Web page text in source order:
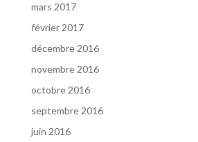
mars 2017
février 2017
décembre 2016
novembre 2016
octobre 2016
septembre 2016
juin 2016